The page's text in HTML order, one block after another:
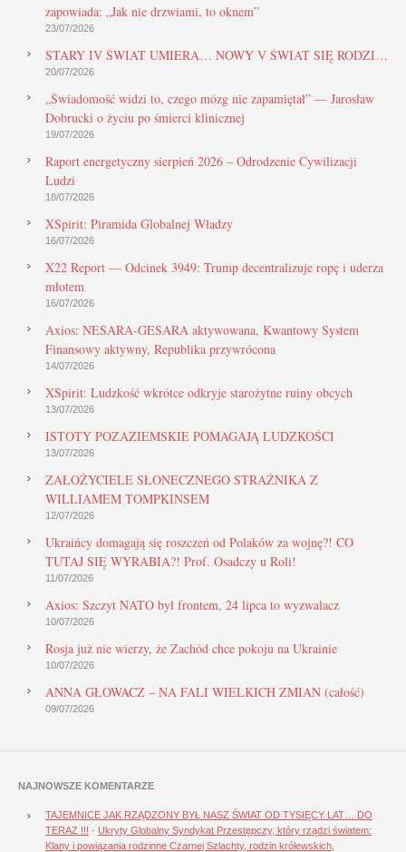
zapowiada: „Jak nie drzwiami, to oknem”
23/07/2026
STARY IV ŚWIAT UMIERA… NOWY V ŚWIAT SIĘ RODZI…
20/07/2026
„Świadomość widzi to, czego mózg nie zapamiętał” — Jarosław
Dobrucki o życiu po śmierci klinicznej
19/07/2026
Raport energetyczny sierpień 2026 – Odrodzenie Cywilizacji
Ludzi
18/07/2026
XSpirit: Piramida Globalnej Władzy
16/07/2026
X22 Report — Odcinek 3949: Trump decentralizuje ropę i uderza
młotem
16/07/2026
Axios: NESARA-GESARA aktywowana, Kwantowy System
Finansowy aktywny, Republika przywrócona
14/07/2026
XSpirit: Ludzkość wkrótce odkryje starożytne ruiny obcych
13/07/2026
ISTOTY POZAZIEMSKIE POMAGAJĄ LUDZKOŚCI
13/07/2026
ZAŁOŻYCIELE SŁONECZNEGO STRAŻNIKA Z
WILLIAMEM TOMPKINSEM
12/07/2026
Ukraińcy domagają się roszczeń od Polaków za wojnę?! CO
TUTAJ SIĘ WYRABIA?! Prof. Osadczy u Roli!
11/07/2026
Axios: Szczyt NATO był frontem, 24 lipca to wyzwalacz
10/07/2026
Rosja już nie wierzy, że Zachód chce pokoju na Ukrainie
10/07/2026
ANNA GŁOWACZ – NA FALI WIELKICH ZMIAN (całość)
09/07/2026
NAJNOWSZE KOMENTARZE
TAJEMNICE JAK RZĄDZONY BYŁ NASZ ŚWIAT OD TYSIĘCY LAT… DO
TERAZ !!! - Ukryty Globalny Syndykat Przestępczy, który rządzi światem:
Klany i powiązania rodzinne Czarnej Szlachty, rodzin królewskich,